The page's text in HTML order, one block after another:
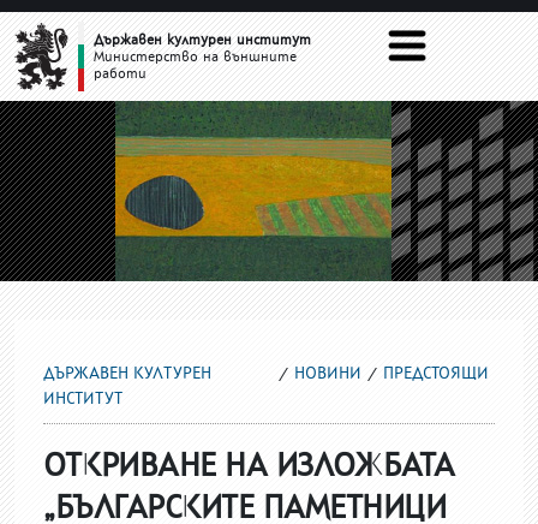
ПРЕДСТОЯЩИ
Държавен културен институт
Министерство на външните
работи
ДЪРЖАВЕН КУЛТУРЕН
ИНСТИТУТ
НОВИНИ ПРЕДСТОЯЩИ
ОТКРИВАНЕ НА ИЗЛОЖБАТА
„БЪЛГАРСКИТЕ ПАМЕТНИЦИ